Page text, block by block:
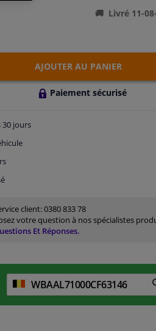
Livré 11-
AJOUTER AU PANIER
Paiement sécurisé
30 jours
client:0380 833 78
votre question à nos spécialistes
Et Réponses.